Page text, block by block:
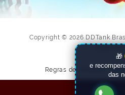
Copyright © 2026 DDTank
Regras de conduta|
🎁
e
das